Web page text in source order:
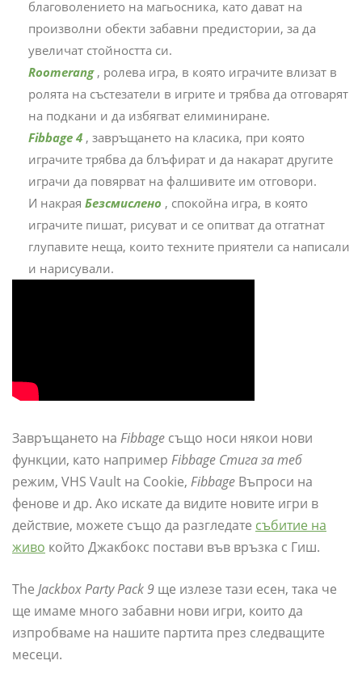
благоволението на магьосника, като дават на
произволни обекти забавни предистории, за да
увеличат стойността си.
Roomerang , ролева игра, в която играчите влизат в
ролята на състезатели в игрите и трябва да отговарят
на подкани и да избягват елиминиране.
Fibbage 4 , завръщането на класика, при която
играчите трябва да блъфират и да накарат другите
играчи да повярват на фалшивите им отговори.
И накрая Безсмислено , спокойна игра, в която
играчите пишат, рисуват и се опитват да отгатнат
глупавите неща, които техните приятели са написали
и нарисували.
Завръщането на Fibbage също носи някои нови
функции, като например Fibbage Стига за теб
режим, VHS Vault на Cookie, Fibbage Въпроси на
фенове и др. Ако искате да видите новите игри в
действие, можете също да разгледате събитие на
живо който Джакбокс постави във връзка с Гиш.
The Jackbox Party Pack 9 ще излезе тази есен, така че
ще имаме много забавни нови игри, които да
изпробваме на нашите партита през следващите
месеци.